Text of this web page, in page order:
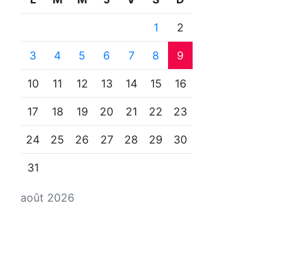
août 2026
1 2
3 4 5 6 7 8 9
10 11 12 13 14 15 16
17 18 19 20 21 22 23
24 25 26 27 28 29 30
31